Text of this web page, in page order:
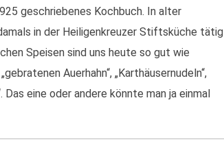
geschriebenes Kochbuch. In alter
in der Heiligenkreuzer Stiftsküche tätig
Speisen sind uns heute so gut wie
Auerhahn“, „Karthäusernudeln“,
eine oder andere könnte man ja einmal